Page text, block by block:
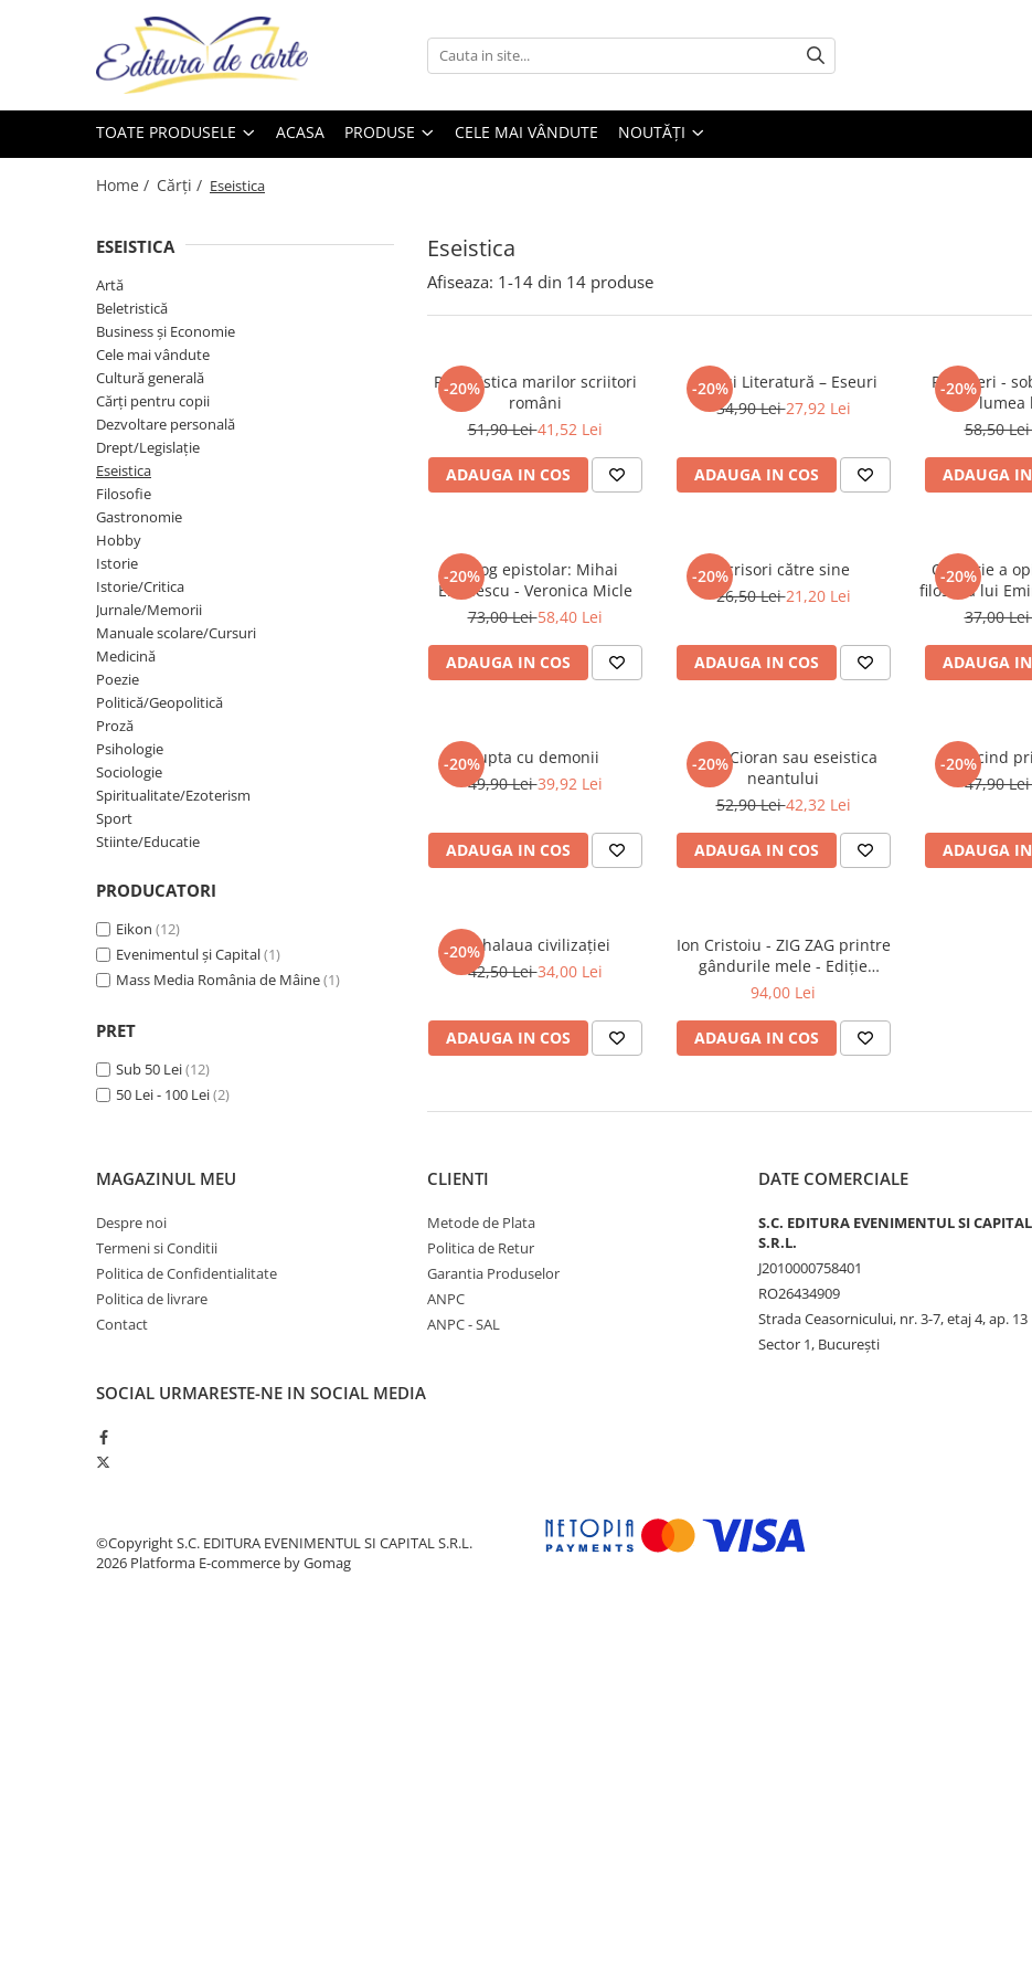
Toate Produsele
Evenimentul Zilei
Beletristică
Business și Economie
Cele mai vândute
Cultură generală
Cărți pentru copii
Dezvoltare personală
Drept/Legislație
Gastronomie
Istorie/Critica
Jurnale/Memorii
Manuale scolare/Cursuri
Stiinte/Educatie
Evenimentul Istoric
Evenimentul istoric - editii
electronice
Produse
Noutăți
TOATE PRODUSELE ACASA PRODUSE CELE MAI VÂNDUTE NOUTĂȚI
Home / Cărți / Eseistica
Eseistica
ESEISTICA
Artă
Beletristică
Business și Economie
Cele mai vândute
Cultură generală
Cărți pentru copii
Dezvoltare personală
Drept/Legislație
Eseistica
Filosofie
Gastronomie
Hobby
Istorie
Istorie/Critica
Jurnale/Memorii
Manuale scolare/Cursuri
Medicină
Poezie
Politică/Geopolitică
Proză
Psihologie
Sociologie
Spiritualitate/Ezoterism
Sport
Stiinte/Educatie
PRODUCATORI
Eikon (12)
Evenimentul și Capital(1)
Mass Media România de Mâine(1)
PRET
Sub 50 Lei(12)
50 Lei - 100 Lei(2)
Afiseaza: 1-14 din 14 produse
-20%
Publicistica marilor scriitori
români
51,90 Lei41,52 Lei
ADAUGA IN COS
-20%
Artă și Literatură – Eseuri
34,90 Lei27,92 Lei
ADAUGA IN COS
-20%
Rescrieri -
lumea
58,50
ADAUGA
-20%
Dialog epistolar: Mihai
Eminescu - Veronica Micle
73,00 Lei58,40 Lei
ADAUGA IN COS
-20%Scrisori către sine
26,50 Lei21,20 Lei
ADAUGA IN COS
-20%
O istorie a
filosofia lui
37,00
ADAUGA
-20%Lupta cu demonii
49,90 Lei39,92 Lei
ADAUGA IN COS
-20%
E. M. Cioran sau eseistica
neantului
52,90 Lei42,32 Lei
ADAUGA IN COS
-20%
Rătăcind
47,90
ADAUGA
-20%
Mahalaua civilizației
42,50 Lei34,00 Lei
ADAUGA IN COS
Ion Cristoiu - ZIG ZAG printre
gândurile mele - Ediție
cartonată
94,00 Lei
ADAUGA IN COS
MAGAZINUL MEU
Despre noi
Termeni si Conditii
Politica de Confidentialitate
Politica de livrare
Contact
CLIENTI
Metode de Plata
Politica de Retur
Garantia Produselor
ANPC
ANPC - SAL
DATE COMERCIALE
S.C. EDITURA EVENIMENTUL SI CAPITAL
S.R.L.
J2010000758401
RO26434909
Strada Ceasornicului, nr. 3-7, etaj 4, ap. 13
Sector 1, Bucureşti
SOCIAL URMARESTE-NE IN SOCIAL MEDIA
©Copyright S.C. EDITURA EVENIMENTUL SI CAPITAL S.R.L.
2026 Platforma E-commerce by Gomag